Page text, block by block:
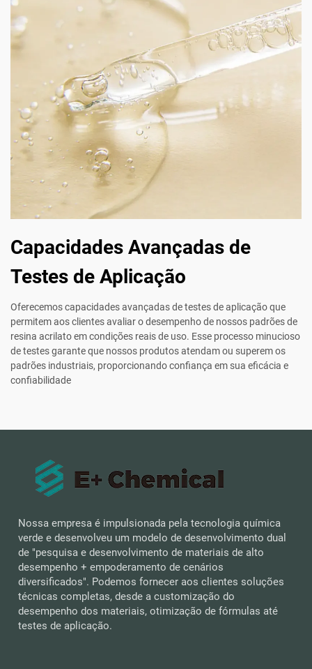
Capacidades Avançadas de
Testes de Aplicação
Oferecemos capacidades avançadas de testes de aplicação que
permitem aos clientes avaliar o desempenho de nossos padrões de
resina acrilato em condições reais de uso. Esse processo minucioso
de testes garante que nossos produtos atendam ou superem os
padrões industriais, proporcionando confiança em sua eficácia e
confiabilidade
Nossa empresa é impulsionada pela tecnologia química
verde e desenvolveu um modelo de desenvolvimento dual
de "pesquisa e desenvolvimento de materiais de alto
desempenho + empoderamento de cenários
diversificados". Podemos fornecer aos clientes soluções
técnicas completas, desde a customização do
desempenho dos materiais, otimização de fórmulas até
testes de aplicação.